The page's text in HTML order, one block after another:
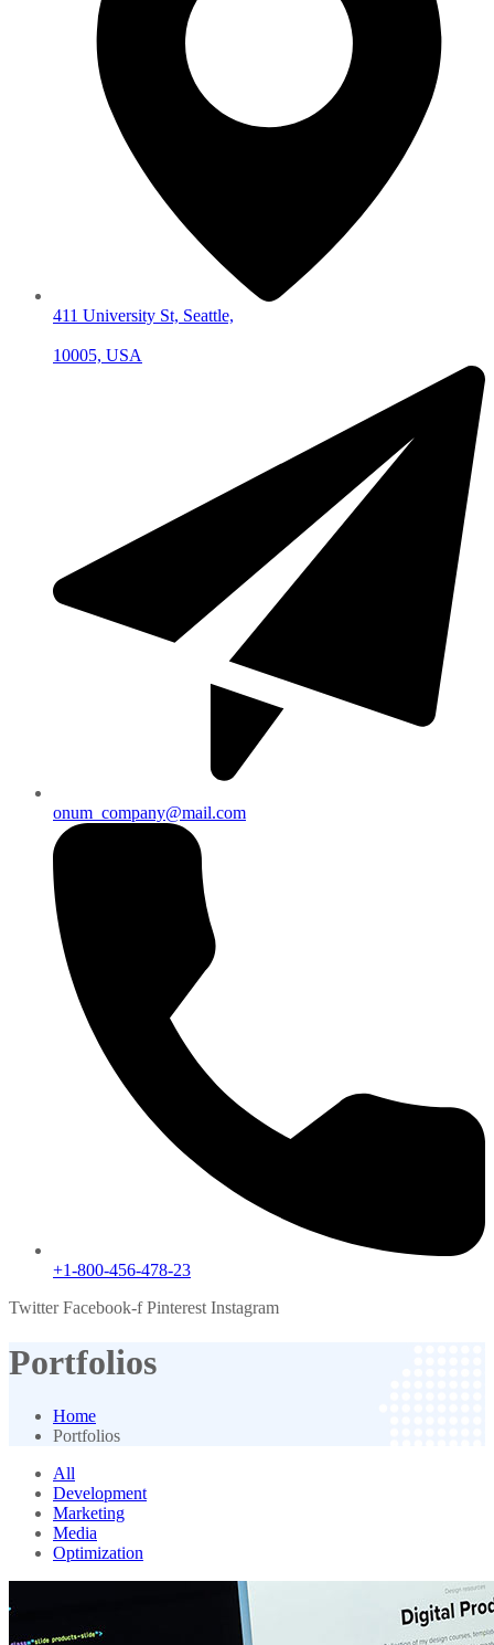
411 University St, Seattle,
10005, USA
onum_company@mail.com
+1-800-456-478-23
Twitter Facebook-f Pinterest Instagram
Portfolios
Home
Portfolios
All
Development
Marketing
Media
Optimization